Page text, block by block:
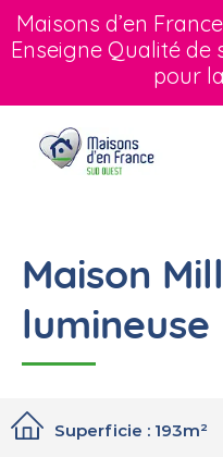
Maisons d’en
Enseigne Qualité de
pour
Maison
lumineuse
Superficie : 193m²